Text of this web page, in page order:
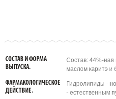
СОСТАВ И ФОРМА
ВЫПУСКА.
Состав: 44%-
маслом каритэ и
ФАРМАКОЛОГИЧЕСКОЕ
ДЕЙСТВИЕ.
Гидролипиды -
- естественным